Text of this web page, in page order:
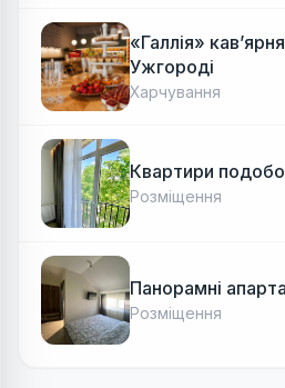
«Галлія»
Ужгороді
Харчування
Квартири
Розміщення
Панорамні
Розміщення